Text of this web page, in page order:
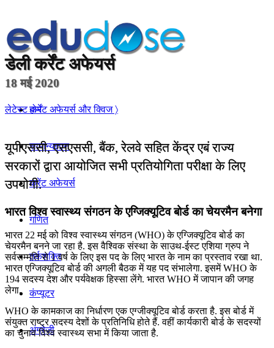
होम
सामान्यज्ञान
करेंट अफेयर्स
गणित
तर्कशक्ति
कंप्यूटर
अंग्रेजी
डेली कर्रेंट अफेयर्स
18 मई 2020
लेटेस्ट कर्रेंट अफेयर्स और क्विज 〉
यूपीएससी, एसएससी, बैंक, रेलवे सहित केंद्र एबं राज्य
सरकारों द्वारा आयोजित सभी प्रतियोगिता परीक्षा के लिए
उपयोगी.
भारत विश्व स्वास्थ्य संगठन के एग्जिक्यूटिव बोर्ड का चेयरमैन बनेगा
भारत 22 मई को विश्व स्वास्थ्य संगठन (WHO) के एग्जिक्यूटिव बोर्ड का
चेयरमैन बनने जा रहा है. इस वैश्विक संस्था के साउथ-ईस्ट एशिया ग्रुप ने
सर्वसम्मति से 1 वर्ष के लिए इस पद के लिए भारत के नाम का प्रस्ताव रखा था.
भारत एग्जिक्यूटिव बोर्ड की अगली बैठक में यह पद संभालेगा. इसमें WHO के
194 सदस्य देश और पर्यवेक्षक हिस्सा लेंगे. भारत WHO में जापान की जगह
लेगा.
WHO के कामकाज का निर्धारण एक एग्जीक्यूटिव बोर्ड करता है. इस बोर्ड में
संयुक्त राष्ट्र सदस्य देशों के प्रतिनिधि होते हैं. वहीं कार्यकारी बोर्ड के सदस्यों
का चुनाव विश्व स्वास्थ्य सभा में किया जाता है.